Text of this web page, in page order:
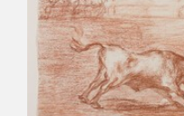
SEDE
CONTACTO